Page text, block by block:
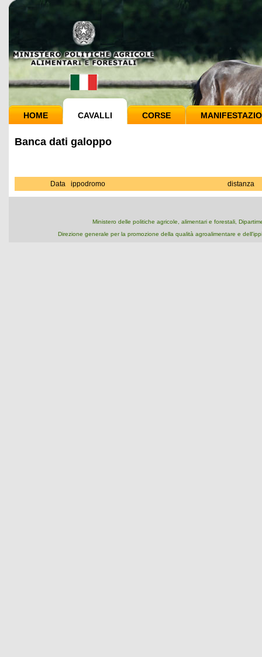
HOME CAVALLI CORSE
Banca dati galoppo
Data ippodromo distanza
Ministero delle politiche agricole, alimentari e forestali,
Direzione generale per la promozione della qualità agroalimentare e